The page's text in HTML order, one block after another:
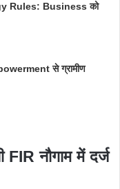
Rules: Business को
से ग्रामीण
नौगाम में दर्ज